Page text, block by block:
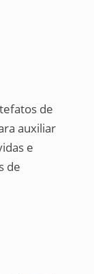
de
auxiliar
e
de